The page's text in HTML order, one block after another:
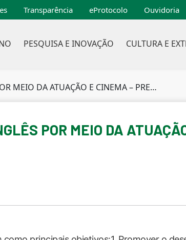
Transparência eProtocolo Ouvidoria
PESQUISA E INOVAÇÃO CULTURA E
DA ATUAÇÃO E CINEMA – PRESENCIAL
POR MEIO DA